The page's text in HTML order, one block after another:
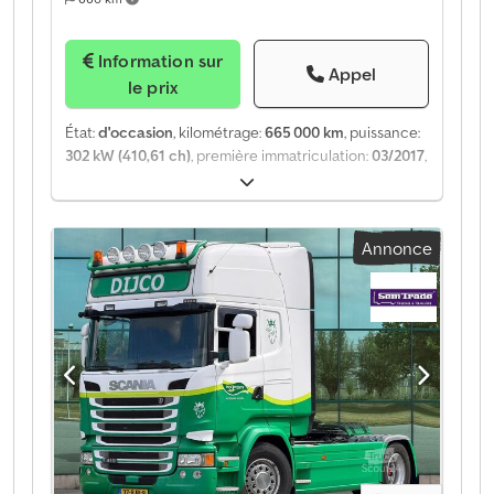
Information sur
le prix
Appel
État:d'occasion, kilométrage:665 000 km, puissance:
302 kW (410,61 ch), première immatriculation:03/2017,
, poids total:
configuration d'essieux:2 essieux, prochaine
inspection (TÜV):03/2027, freins:retardeur, couleur:
blanc, type d'engrenage:automatique, classe
d'émission:Euro 6, Année de construction: 2017,
Équipement:ABS, chauffage de stationnement,
climatisation, filtre à particules, programme
électronique de stabilité (ESP), Informations en
français : Informations supplémentaires : * Charge
utile : 12 660 kg * Largeur : 2 550 mm * Longueur : 5
960 mm * Type | Premier essieu : Goodyear R * Taille
des pneus | Premier essieu : 385/65 R22,5 * Profondeur
de la bande de roulement (intérieur gauche) | Premier
essieu : 30 % * Profondeur de la bande de roulement
Annonce